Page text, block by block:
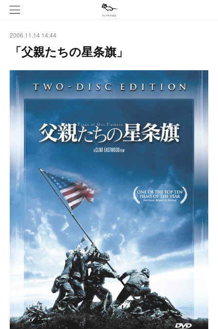
2006.11.14 14:44
「父親たちの星条旗」